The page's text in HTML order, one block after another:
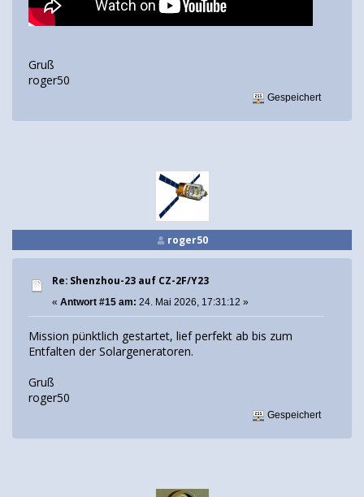
Gruß
roger50
Gespeichert
roger50
Re: Shenzhou-23 auf CZ-2F/Y23
« Antwort #15 am: 24. Mai 2026, 17:31:12 »
Mission pünktlich gestartet, lief perfekt ab bis zum
Entfalten der Solargeneratoren.
Gruß
roger50
Gespeichert